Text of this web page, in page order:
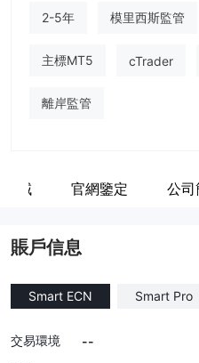
2-5年 模里西斯監管
主標MT5 cTrader
離岸監管
區域 官網鑒定 公司
賬戶信息
Smart ECN Smart Pro
交易環境
--